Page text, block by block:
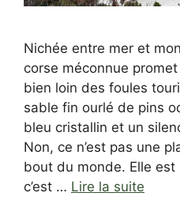
Nichée entre mer et
corse méconnue
bien loin des foules
sable fin ourlé de pins
bleu cristallin et un
Non, ce n’est pas une
bout du monde. Elle
c’est … Lire la suite